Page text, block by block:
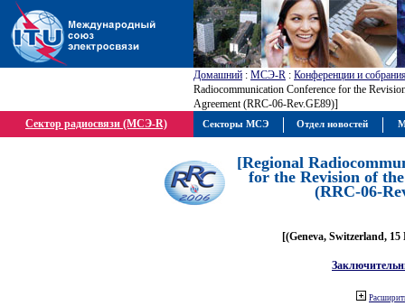
Домашний : МСЭ-R : Конференции и
Radiocommunication Conference for the
Agreement (RRC-06-Rev.GE89)]
Сектор радиосвязи (МСЭ-R)
[Regional
for the Revision of
(RRC-06-
[(Geneva, Switzerland, 15
Секторы МСЭ Отдел новостей